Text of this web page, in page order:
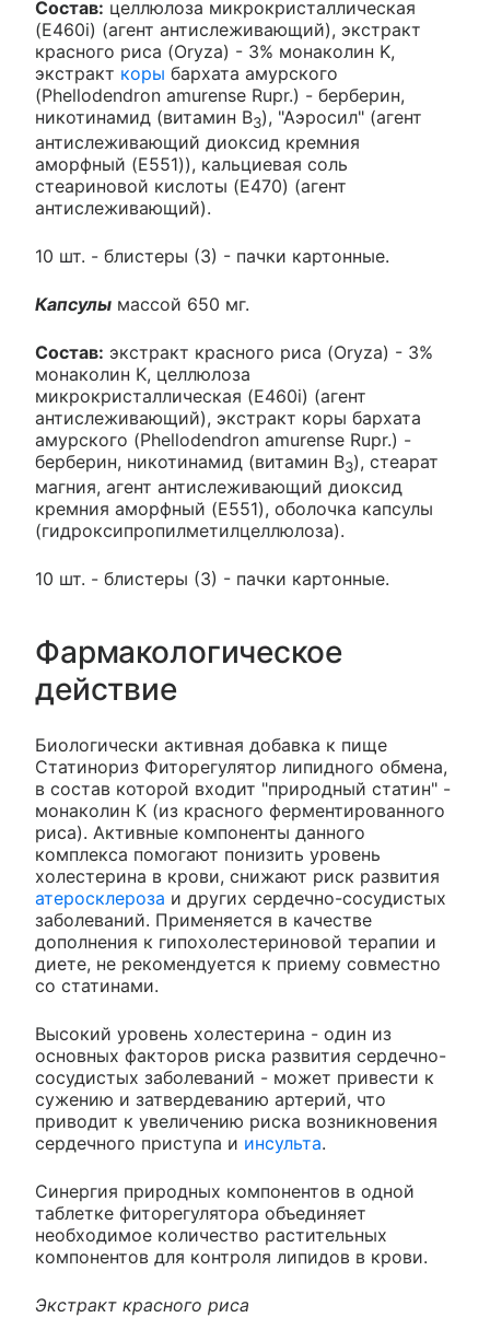
Состав: целлюлоза микрокристаллическая
(E460i) (агент антислеживающий), экстракт
красного риса (Oryza) - 3% монаколин K,
экстракт коры бархата амурского
(Phellodendron amurense Rupr.) - берберин,
никотинамид (витамин B3), "Аэросил" (агент
антислеживающий диоксид кремния
аморфный (E551)), кальциевая соль
стеариновой кислоты (E470) (агент
антислеживающий).
10 шт. - блистеры (3) - пачки картонные.
Капсулы массой 650 мг.
Состав: экстракт красного риса (Oryza) - 3%
монаколин K, целлюлоза
микрокристаллическая (E460i) (агент
антислеживающий), экстракт коры бархата
амурского (Phellodendron amurense Rupr.) -
берберин, никотинамид (витамин B3), стеарат
магния, агент антислеживающий диоксид
кремния аморфный (E551), оболочка капсулы
(гидроксипропилметилцеллюлоза).
10 шт. - блистеры (3) - пачки картонные.
Фармакологическое
действие
Биологически активная добавка к пище
Статинориз Фиторегулятор липидного обмена,
в состав которой входит "природный статин" -
монаколин К (из красного ферментированного
риса). Активные компоненты данного
комплекса помогают понизить уровень
холестерина в крови, снижают риск развития
атеросклероза и других сердечно-сосудистых
заболеваний. Применяется в качестве
дополнения к гипохолестериновой терапии и
диете, не рекомендуется к приему совместно
со статинами.
Высокий уровень холестерина - один из
основных факторов риска развития сердечно-
сосудистых заболеваний - может привести к
сужению и затвердеванию артерий, что
приводит к увеличению риска возникновения
сердечного приступа и инсульта.
Синергия природных компонентов в одной
таблетке фиторегулятора объединяет
необходимое количество растительных
компонентов для контроля липидов в крови.
Экстракт красного риса